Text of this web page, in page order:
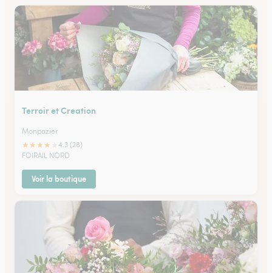
Terroir et Creation
Monpazier
★★★★
4.3 (28)
FOIRAIL NORD
Voir la boutique